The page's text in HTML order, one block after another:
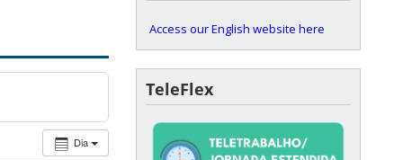
Dia
Access our English website here
TeleFlex